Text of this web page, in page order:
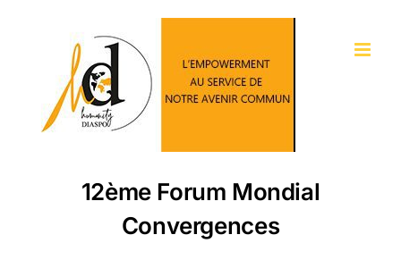
12ème Forum Mondial
Convergences